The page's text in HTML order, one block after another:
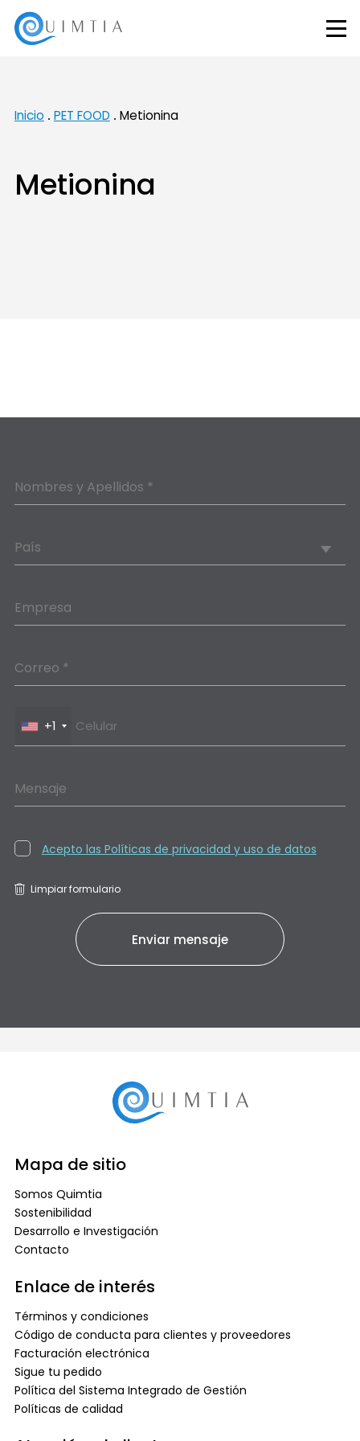
Inicio PET FOOD Metionina
Metionina
Nombres y Apellidos *
País
Empresa
Correo *
+1
Mensaje
Acepto las Políticas de privacidad y uso de datos
Limpiar formulario
Mapa de sitio
Somos Quimtia
Sostenibilidad
Desarrollo e Investigación
Contacto
Enlace de interés
Términos y condiciones
Código de conducta para clientes y proveedores
Facturación electrónica
Sigue tu pedido
Política del Sistema Integrado de Gestión
Políticas de calidad